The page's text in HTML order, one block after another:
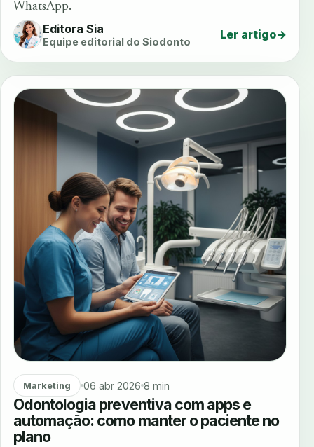
WhatsApp.
Editora Sia
Equipe editorial do Siodonto Ler artigo→
Marketing 06 abr 2026 8 min
Odontologia preventiva com apps e
automação: como manter o paciente no
plano